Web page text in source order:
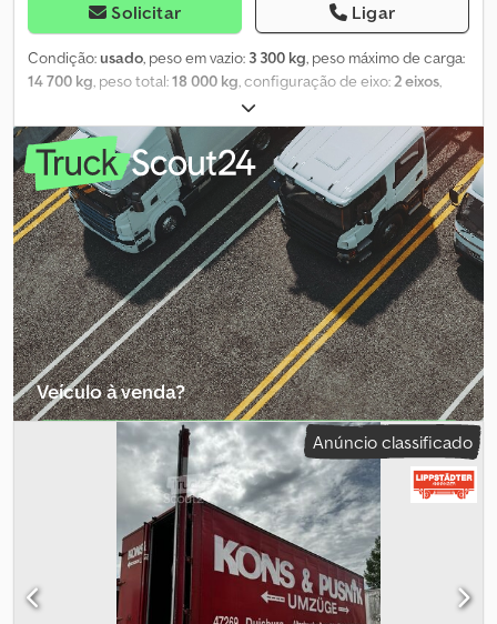
Solicitar Ligar
Condição:usado, peso em vazio: 3 300 kg, peso máximo de carga:
14 700 kg, peso total:18 000 kg, configuração de eixo:2 eixos,
, próxima inspeção (TÜV):
suspensão:ar, tamanho do pneu:235/75R17,5, Equipamento:ABS,
COMERCIANTE ALEMÃO oferece: Reboque BDF para caixas
móveis vários em estoque GALVANIZADO Pneus duplos
235/75R17,5 Foles de suspensão longos Altura de elevação 1390
mm Travões de tambor Preço unitário líquido 3.950,- Euro Muitos
chassis e caixas móveis disponíveis em estoque! ##### FAVOR
LIGAR - NÃO ENVIE EMAIL! ##### ENTREGA DISPONÍVEL EM TODA
A ALEMANHA! MEPO-NUTZFAHRZEUGE ENTREGA DESDE 1983!
Cjdpfx Abezridyjzoha VISITA SOMENTE COM AGENDAMENTO!
#####
Veículo à venda?
Criar anúncio Anúncio classificado